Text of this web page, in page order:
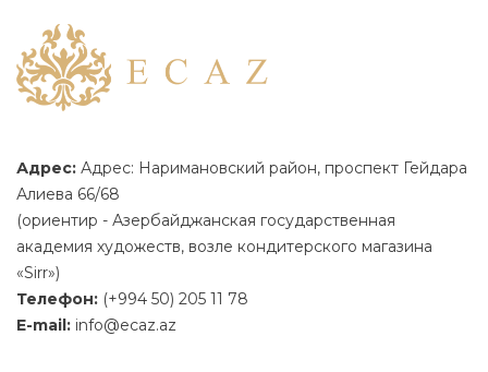
Адрес: Адрес: Наримановский район, проспект Гейдара
Алиева 66/68
(ориентир - Азербайджанская государственная
академия художеств, возле кондитерского магазина
«Sirr»)
Телефон: (+994 50) 205 11 78
E-mail: info@ecaz.az